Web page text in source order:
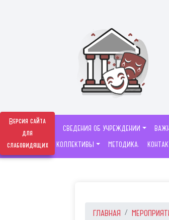
Версия сайта
для
слабовидящих
СВЕДЕНИЯ ОБ УЧРЕЖДЕНИИ
ТВОРЧЕСКИЕ КОЛЛЕКТИВЫ
МЕТОДИКА.
ГЛАВНАЯ